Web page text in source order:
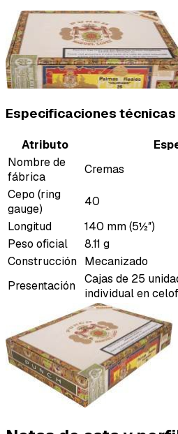
Especificaciones técnicas
Atributo
Nombre de
fábrica
Cremas
Cepo (ring
gauge)
40
Longitud
140 mm (5½″)
Peso oficial
8.11 g
Construcción Mecanizado
Presentación
Cajas de 25
individual en